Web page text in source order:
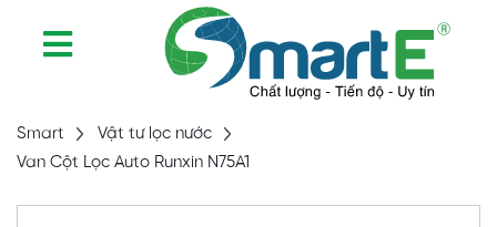
Smart
Vật tư lọc nước
Van Cột Lọc Auto Runxin N75A1